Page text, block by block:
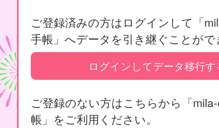
ご登録済みの方はログインして「
手帳」へデータを引き継ぐことが
ログインしてデータ移行す
ご登録のない方はこちらから「
帳」をご利用ください。